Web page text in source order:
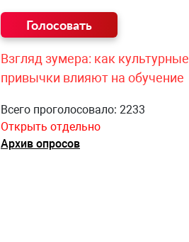
Взгляд зумера: как культурные
привычки влияют на обучение
Всего проголосовало: 2233
Открыть отдельно
Архив опросов